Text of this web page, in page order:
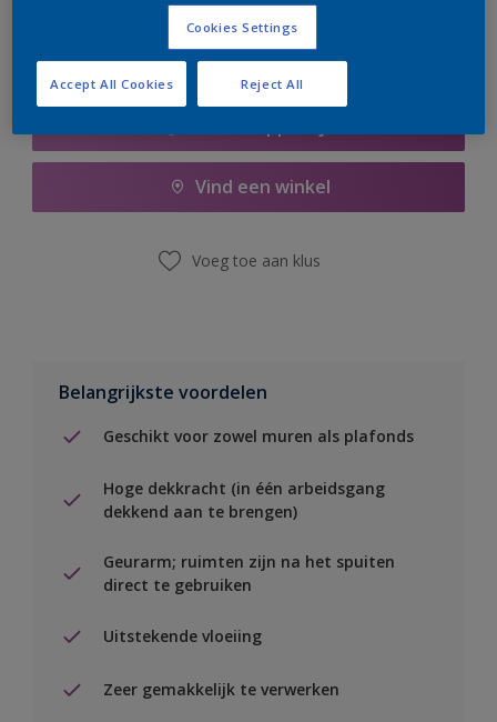
Vind een winkel
Voeg toe aan klus
Belangrijkste voordelen
Geschikt voor zowel muren als plafonds
Hoge dekkracht (in één arbeidsgang
dekkend aan te brengen)
Geurarm; ruimten zijn na het spuiten
direct te gebruiken
Uitstekende vloeiing
Zeer gemakkelijk te verwerken
Cookies Settings
Reject All
Accept All Cookies